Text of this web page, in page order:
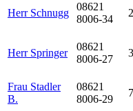
Herr Schnugg
08621
8006-34
Herr Springer
08621
8006-27
3
Frau Stadler
B.
08621
8006-29
7